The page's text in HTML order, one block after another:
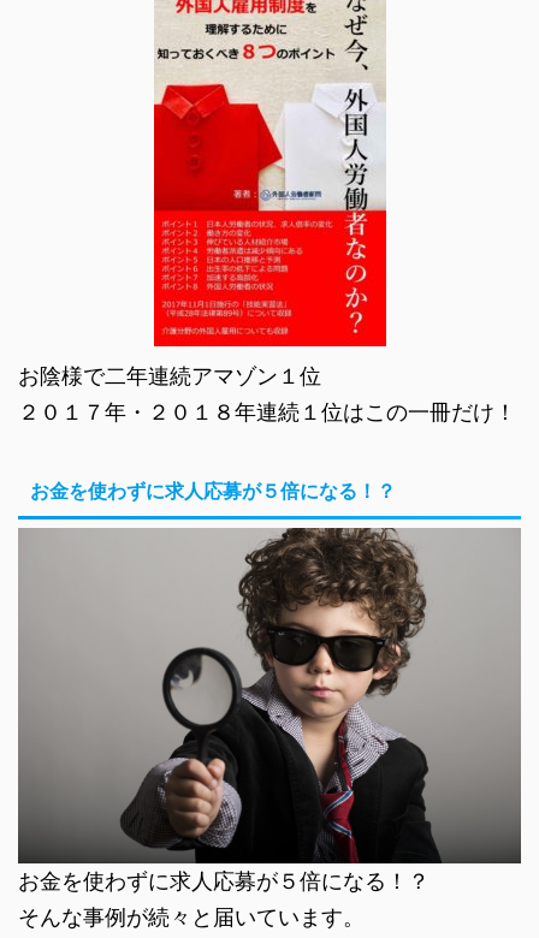
お陰様で二年連続アマゾン１位
２０１７年・２０１８年連続１位はこの一冊だけ！
お金を使わずに求人応募が５倍になる！？
お金を使わずに求人応募が５倍になる！？
そんな事例が続々と届いています。